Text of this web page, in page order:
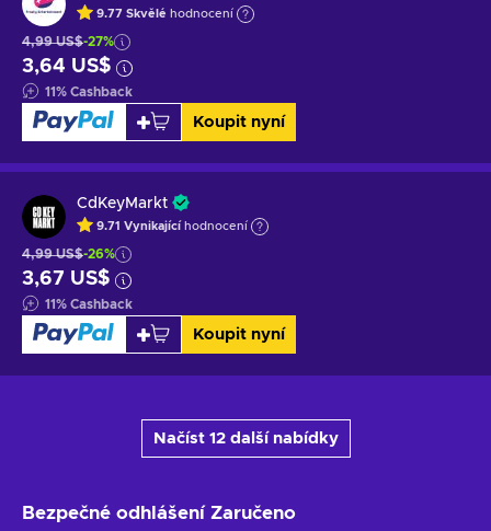
9.77 Skvělé hodnocení
4,99 US$-27%
3,64 US$
11% Cashback
Koupit nyní
CdKeyMarkt
9.71 Vynikající hodnocení
4,99 US$-26%
3,67 US$
11% Cashback
Koupit nyní
Načíst 12 další nabídky
Bezpečné odhlášení Zaručeno